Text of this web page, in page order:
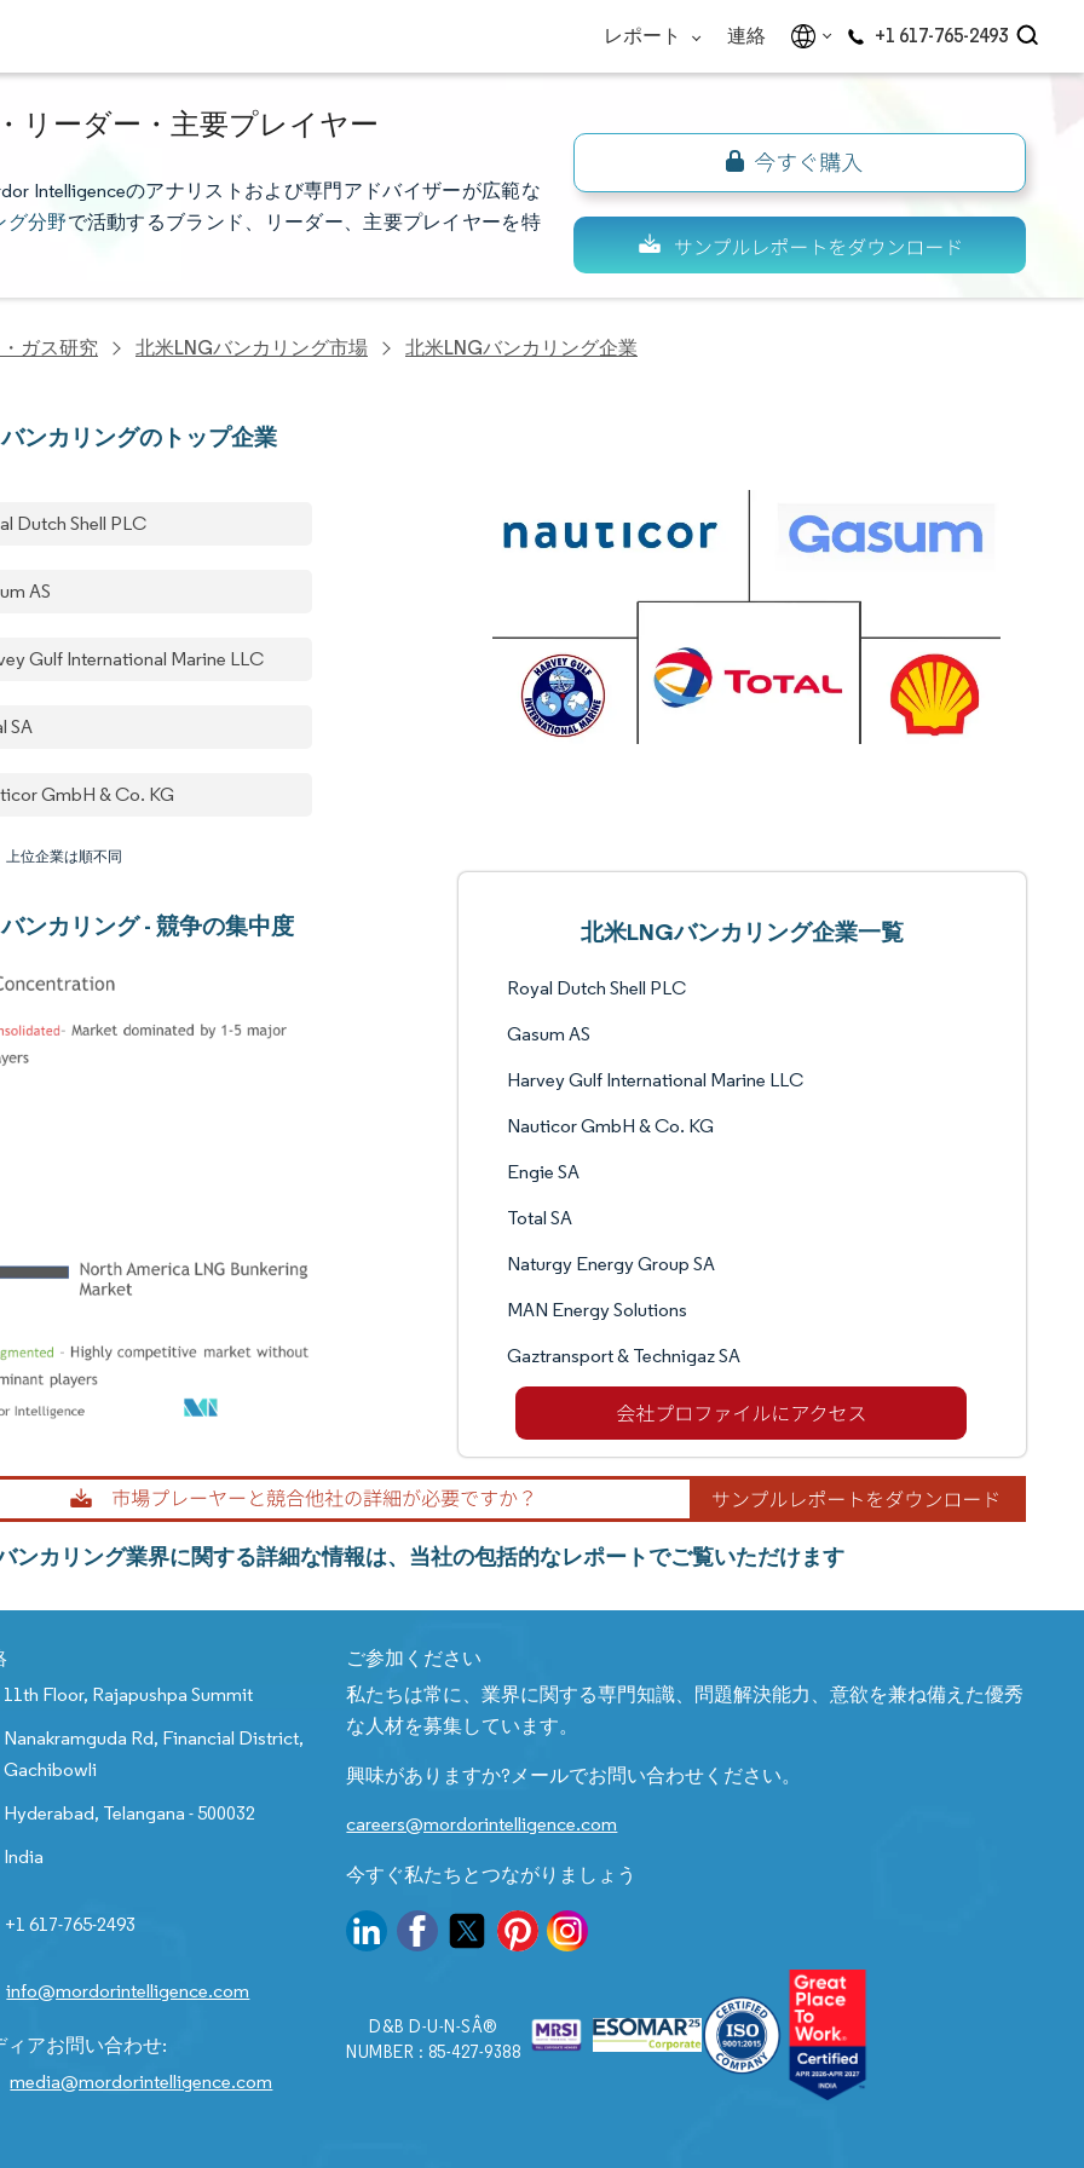
レポート 連絡 +1 617-765-2493
リーダー・主要プレイヤー
Intelligenceのアナリストおよび専門アドバイザーが広範な
グ分野で活動するブランド、リーダー、主要プレイヤーを特
ガス研究 北米LNGバンカリング市場 北米LNGバンカリング企業
ンカリングのトップ企業
Dutch Shell PLC
AS
Gulf International Marine LLC
SA
GmbH & Co. KG
上位企業は順不同
ンカリング - 競争の集中度 北米LNGバンカリング企業一覧
Royal Dutch Shell PLC
Gasum AS
Harvey Gulf International Marine LLC
Nauticor GmbH & Co. KG
Engie SA
Total SA
Naturgy Energy Group SA
MAN Energy Solutions
Gaztransport & Technigaz SA
ンカリング業界に関する詳細な情報は、当社の包括的なレポートでご覧いただけます
11th Floor, Rajapushpa Summit
Nanakramguda Rd, Financial District,
Gachibowli
Hyderabad, Telangana - 500032
India
+1 617-765-2493
info@mordorintelligence.com
ィアお問い合わせ:
media@mordorintelligence.com
ご参加ください
私たちは常に、業界に関する専門知識、問題解決能力、意欲を兼ね備えた優秀
な人材を募集しています。
興味がありますか?メールでお問い合わせください。
careers@mordorintelligence.com
今すぐ私たちとつながりましょう
D&B D-U-N-SÂ®
NUMBER : 85-427-9388